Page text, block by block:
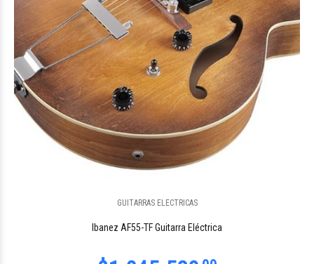
GUITARRAS ELECTRICAS
Ibanez AF55-TF Guitarra Eléctrica